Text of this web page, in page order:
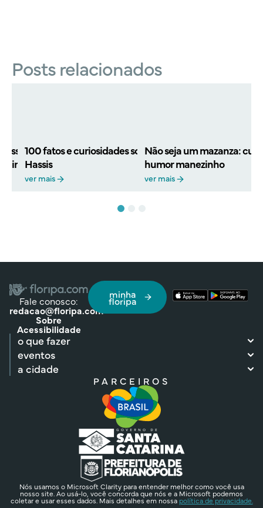
Posts relacionados
Stone: fatos
da cantora
100 fatos e curiosidades sobre a trajetória de
Hassis
ver mais
Não seja um mazanza:
humor manezinho
ver mais
Fale conosco:
redacao@floripa.com
Sobre
Acessibilidade
minha
floripa
o que fazer
eventos
a cidade
PARCEIROS
Nós usamos o Microsoft Clarity para entender melhor como você usa
nosso site. Ao usá-lo, você concorda que nós e a Microsoft podemos
coletar e usar esses dados. Mais detalhes em nossa política de privacidade.